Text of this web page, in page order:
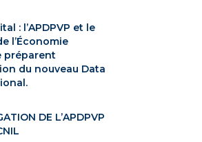
: l’APDPVP et le
l’Économie
préparent
du nouveau Data
DE L’APDPVP